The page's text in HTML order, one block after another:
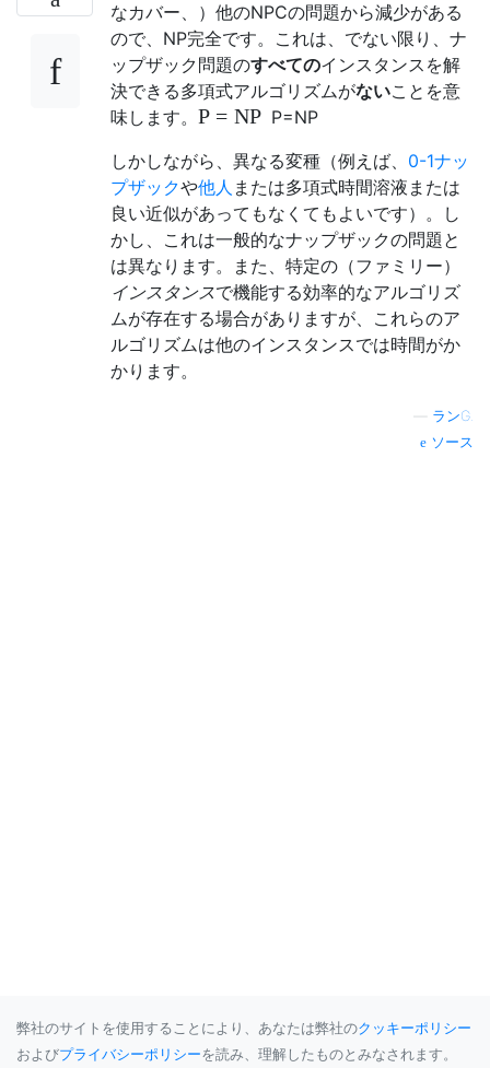
なカバー、）他のNPCの問題から減少がある
ので、NP完全です。これは、でない限り、ナ
ップザック問題のすべてのインスタンスを解
決できる多項式アルゴリズムがないことを意
味します。 P = NP P=NP
しかしながら、異なる変種（例えば、 0-1ナッ
プザックや他人 または多項式時間溶液または
良い近似があってもなくてもよいです）。し
かし、これは一般的なナップザックの問題と
は異なります。また、特定の（ファミリー）
インスタンスで機能する効率的なアルゴリズ
ムが存在する場合がありますが、これらのア
ルゴリズムは他のインスタンスでは時間がか
かります。
ランG.
ソース
弊社のサイトを使用することにより、あなたは弊社のクッキーポリシー
およびプライバシーポリシーを読み、理解したものとみなされます。